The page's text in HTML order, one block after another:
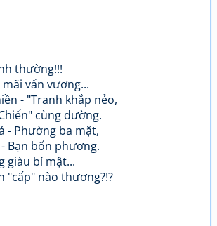
thường!!!
vấn vương...
- "Tranh khắp nẻo,
cùng đường.
- Phường ba mặt,
Bạn bốn phương.
giàu bí mật...
"cấp" nào thương?!?